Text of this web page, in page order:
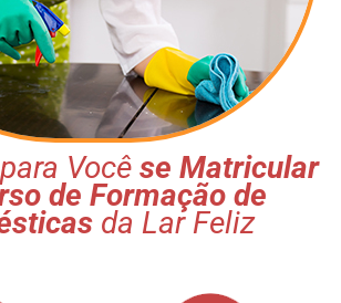
para Você se Matricular
de Formação de
da Lar Feliz